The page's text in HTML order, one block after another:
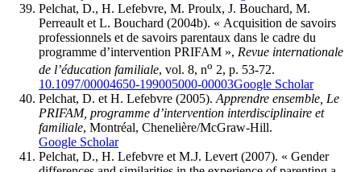
Pelchat, D., H. Lefebvre, M. Proulx, J. Bouchard, M.
Perreault et L. Bouchard (2004b). « Acquisition de savoirs
professionnels et de savoirs parentaux dans le cadre du
programme d’intervention PRIFAM », Revue internationale
de l’éducation familiale, vol. 8, no 2, p. 53-72.
10.1097/00004650-199005000-00003Google Scholar
Pelchat, D. et H. Lefebvre (2005). Apprendre ensemble, Le
PRIFAM, programme d’intervention interdisciplinaire et
familiale, Montréal, Chenelière/McGraw-Hill.
Google Scholar
Pelchat, D., H. Lefebvre et M.J. Levert (2007). « Gender